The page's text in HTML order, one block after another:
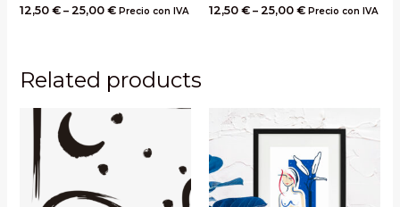
12,50 €– 25,00 € Precio con IVA 12,50 € – 25,00 € Precio con IVA
Related products